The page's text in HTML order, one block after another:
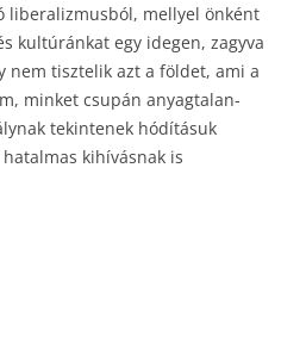
liberalizmusból, mellyel önként
kultúránkat egy idegen, zagyva
nem tisztelik azt a földet, ami a
minket csupán anyagtalan-
tekintenek hódításuk
kihívásnak is